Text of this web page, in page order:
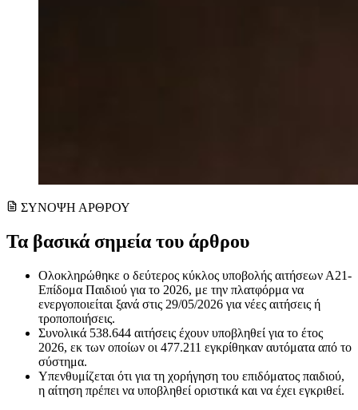
ΣΥΝΟΨΗ ΑΡΘΡΟΥ
Τα βασικά σημεία του άρθρου
Ολοκληρώθηκε ο δεύτερος κύκλος υποβολής αιτήσεων Α21-
Επίδομα Παιδιού για το 2026, με την πλατφόρμα να
ενεργοποιείται ξανά στις 29/05/2026 για νέες αιτήσεις ή
τροποποιήσεις.
Συνολικά 538.644 αιτήσεις έχουν υποβληθεί για το έτος
2026, εκ των οποίων οι 477.211 εγκρίθηκαν αυτόματα από το
σύστημα.
Υπενθυμίζεται ότι για τη χορήγηση του επιδόματος παιδιού,
η αίτηση πρέπει να υποβληθεί οριστικά και να έχει εγκριθεί.